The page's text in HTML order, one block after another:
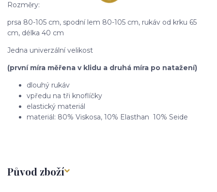
Rozměry:
prsa 80-105 cm, spodní lem 80-105 cm, rukáv od krku 65
cm, délka 40 cm
Jedna univerzální velikost
(první míra měřena v klidu a druhá míra po natažení)
dlouhý rukáv
vpředu na tři knoflíčky
elastický materiál
materiál: 80% Viskosa, 10% Elasthan 10% Seide
Původ zboží